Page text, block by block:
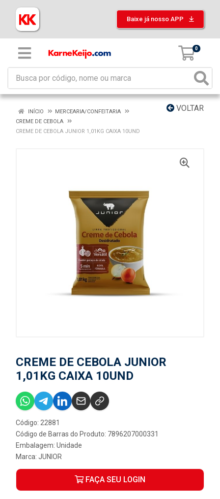
Baixe já nosso APP
0
VOLTAR
INÍCIO
MERCEARIA/CONFEITARIA
CREME DE CEBOLA
CREME DE CEBOLA JUNIOR 1,01KG CAIXA 10UND
CREME DE CEBOLA JUNIOR
1,01KG CAIXA 10UND
Código: 22881
Código de Barras do Produto: 7896207000331
Embalagem: Unidade
Marca: JUNIOR
FAÇA SEU LOGIN